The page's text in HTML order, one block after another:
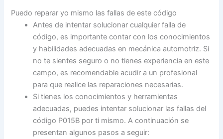
Puedo reparar yo mismo las fallas de este código
Antes de intentar solucionar cualquier falla de
código, es importante contar con los conocimientos
y habilidades adecuadas en mecánica automotriz. Si
no te sientes seguro o no tienes experiencia en este
campo, es recomendable acudir a un profesional
para que realice las reparaciones necesarias.
Si tienes los conocimientos y herramientas
adecuadas, puedes intentar solucionar las fallas del
código P015B por ti mismo. A continuación se
presentan algunos pasos a seguir: